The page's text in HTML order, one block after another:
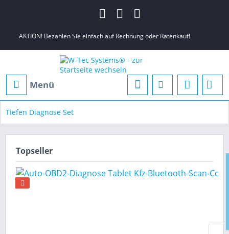
AKTION! Bezahlen Sie einfach auf Rechnung oder Ratenkauf!
Menü
Tiefen Diagnose Set
Topseller